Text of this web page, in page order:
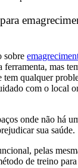
sobre
ferramenta, mas
tem qualquer
com o local
onde não há
sua saúde.
pelas
de treino